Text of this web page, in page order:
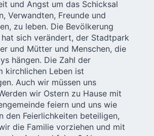
und Angst um das Schicksal
Verwandten, Freunde und
zu leben. Die Bevölkerung
sich verändert, der Stadtpark
und Mütter und Menschen, die
hängen. Die Zahl der
kirchlichen Leben ist
Auch wir müssen uns
wir Ostern zu Hause mit
feiern und uns wie
den Feierlichkeiten beteiligen,
die Familie vorziehen und mit